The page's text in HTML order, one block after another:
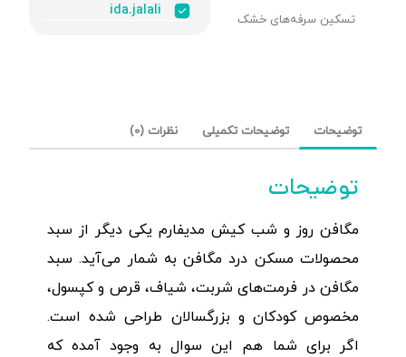
تسکین سرفه‌های خشک
ida.jalali
توضیحات توضیحات تکمیلی نظرات (0)
توضیحات
مگافن روز و شب کیش مدیفارم یکی دیگر از سبد
محصولات مسکن درد مگافن به شمار می‌آید. سبد
مگافن در فرمت‌های شربت، شیاف، قرص و کپسول،
مخصوص کودکان و بزرگسالان طراحی شده است.
اگر برای شما هم این سوال به وجود آمده که